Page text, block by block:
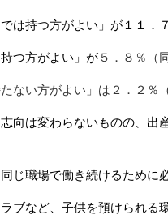
では持つ方がよい」が１１．
つ方がよい」が ５．８％（
たない方がよい」は２．２
向は変わらないものの、出
じ職場で働き続けるために
ラブなど、子供を預けられ